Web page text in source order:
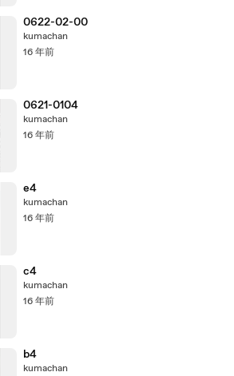
0622-02-00
kumachan
16 年前
0621-0104
kumachan
16 年前
e4
kumachan
16 年前
c4
kumachan
16 年前
b4
kumachan